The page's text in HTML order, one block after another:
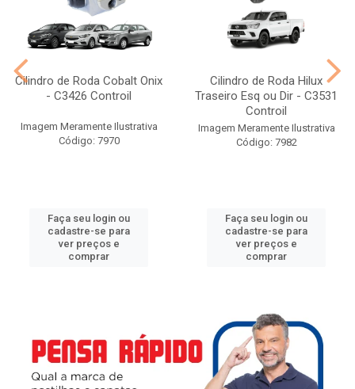
Cilindro de Roda Cobalt Onix
- C3426 Controil
Imagem Meramente Ilustrativa
Código: 7970
Faça seu login ou
cadastre-se para
ver preços e
comprar
Cilindro de Roda Hilux
Traseiro Esq ou Dir - C3531
Controil
Imagem Meramente Ilustrativa
Código: 7982
Faça seu login ou
cadastre-se para
ver preços e
comprar